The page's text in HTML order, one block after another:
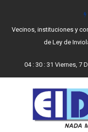
Vecinos, instituciones y
de Ley de
04: 30: 32 Viernes, 7